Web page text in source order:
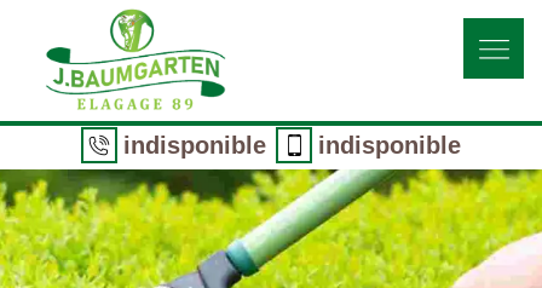
indisponible indisponible